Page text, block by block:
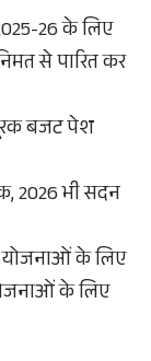
26 के लिए
से पारित कर
बजट पेश
2026 भी सदन
योजनाओं के लिए
के लिए